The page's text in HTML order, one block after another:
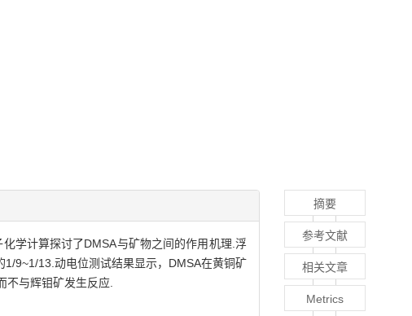
学计算探讨了DMSA与矿物之间的作用机理.浮
9~1/13.动电位测试结果显示，DMSA在黄铜矿
不与辉钼矿发生反应.
摘要
参考文献
相关文章
Metrics